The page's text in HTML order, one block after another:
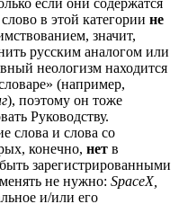
в этой категории не
значит,
русским аналогом или
неологизм находится
(например,
), поэтому он тоже
Руководству.
слова и слова со
конечно, нет в
зарегистрированными
не нужно: SpaceX,
и/или его